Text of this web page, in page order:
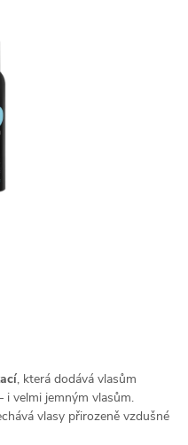
, která dodává vlasům
velmi jemným vlasům.
vlasy přirozeně vzdušné